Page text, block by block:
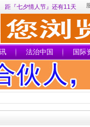
距『七夕情人节』还有11天
法治中国 国际